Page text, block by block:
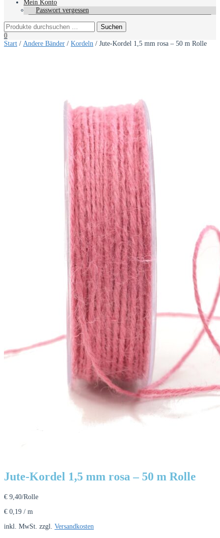
Mein Konto
Passwort vergessen
0
Start / Andere Bänder / Kordeln / Jute-Kordel 1,5 mm rosa – 50 m Rolle
Jute-Kordel 1,5 mm rosa – 50 m Rolle
€ 9,40/Rolle
€ 0,19 / m
inkl. MwSt. zzgl. Versandkosten